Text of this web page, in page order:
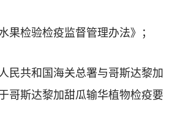
果检验检疫监督管理办法》；
民共和国海关总署与哥斯达黎加
哥斯达黎加甜瓜输华植物检疫要